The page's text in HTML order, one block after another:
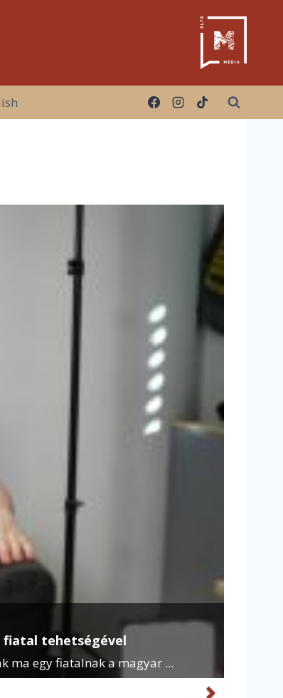
fiatal tehetségével
ma egy fiatalnak a magyar ...